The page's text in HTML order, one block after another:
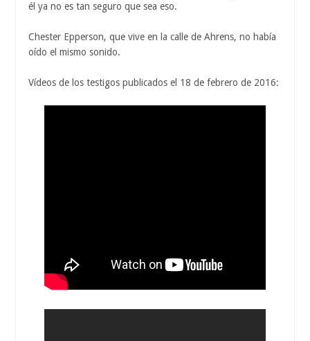
él ya no es tan seguro que sea eso.
Chester Epperson, que vive en la calle de Ahrens, no había
oído el mismo sonido.
Vídeos de los testigos publicados el 18 de febrero de 2016: